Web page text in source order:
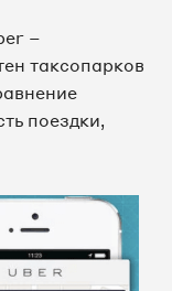
–
таксопарков
поездки,